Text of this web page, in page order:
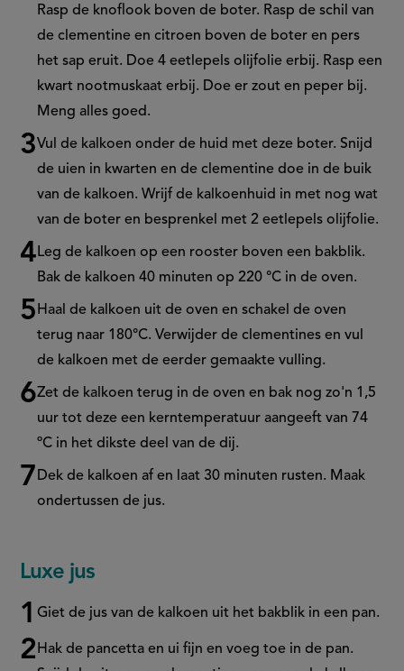
Rasp de knoflook boven de boter. Rasp de schil van
de clementine en citroen boven de boter en pers
het sap eruit. Doe 4 eetlepels olijfolie erbij. Rasp een
kwart nootmuskaat erbij. Doe er zout en peper bij.
Meng alles goed.
Vul de kalkoen onder de huid met deze boter. Snijd
de uien in kwarten en de clementine doe in de buik
van de kalkoen. Wrijf de kalkoenhuid in met nog wat
van de boter en besprenkel met 2 eetlepels olijfolie.
Leg de kalkoen op een rooster boven een bakblik.
Bak de kalkoen 40 minuten op 220 °C in de oven.
Haal de kalkoen uit de oven en schakel de oven
terug naar 180°C. Verwijder de clementines en vul
de kalkoen met de eerder gemaakte vulling.
Zet de kalkoen terug in de oven en bak nog zo'n 1,5
uur tot deze een kerntemperatuur aangeeft van 74
ºC in het dikste deel van de dij.
Dek de kalkoen af en laat 30 minuten rusten. Maak
ondertussen de jus.
Luxe jus
Giet de jus van de kalkoen uit het bakblik in een pan.
Hak de pancetta en ui fijn en voeg toe in de pan.